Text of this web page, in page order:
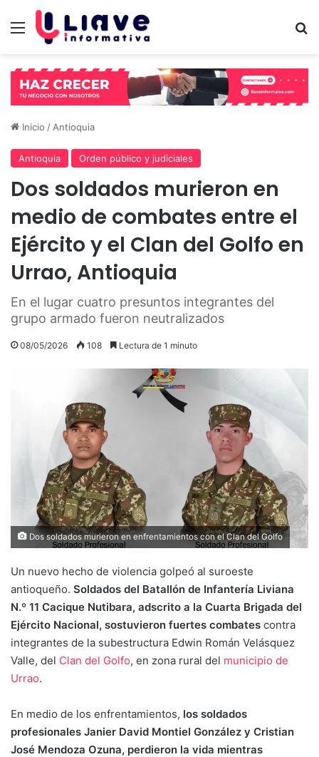
Menú
Inicio / Antioquia
Antioquia Orden público y judiciales
Dos soldados murieron en
medio de combates entre el
Ejército y el Clan del Golfo en
Urrao, Antioquia
En el lugar cuatro presuntos integrantes del
grupo armado fueron neutralizados
08/05/2026 108 Lectura de 1 minuto
Dos soldados murieron en enfrentamientos con el Clan del Golfo
Un nuevo hecho de violencia golpeó al suroeste
antioqueño. Soldados del Batallón de Infantería Liviana
N.º 11 Cacique Nutibara, adscrito a la Cuarta Brigada del
Ejército Nacional, sostuvieron fuertes combates contra
integrantes de la subestructura Edwin Román Velásquez
Valle, del Clan del Golfo, en zona rural del municipio de
Urrao.
En medio de los enfrentamientos, los soldados
profesionales Janier David Montiel González y Cristian
José Mendoza Ozuna, perdieron la vida mientras